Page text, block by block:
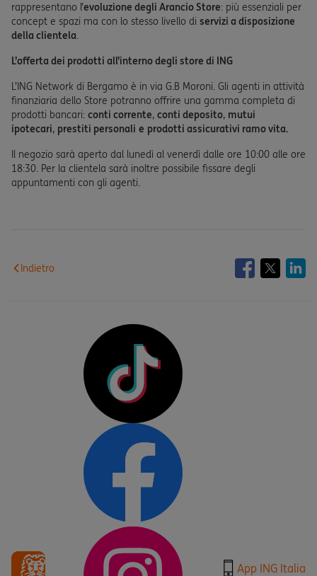
rappresentano l’evoluzione degli Arancio Store: più essenziali per
concept e spazi ma con lo stesso livello di servizi a disposizione
della clientela.
L’offerta dei prodotti all’interno degli store di ING
L’ING Network di Bergamo è in via G.B Moroni. Gli agenti in attività
finanziaria dello Store potranno offrire una gamma completa di
prodotti bancari: conti corrente, conti deposito, mutui
ipotecari, prestiti personali e prodotti assicurativi ramo vita.
Il negozio sarà aperto dal lunedì al venerdì dalle ore 10:00 alle ore
18:30. Per la clientela sarà inoltre possibile fissare degli
appuntamenti con gli agenti.
Indietro
App ING Italia